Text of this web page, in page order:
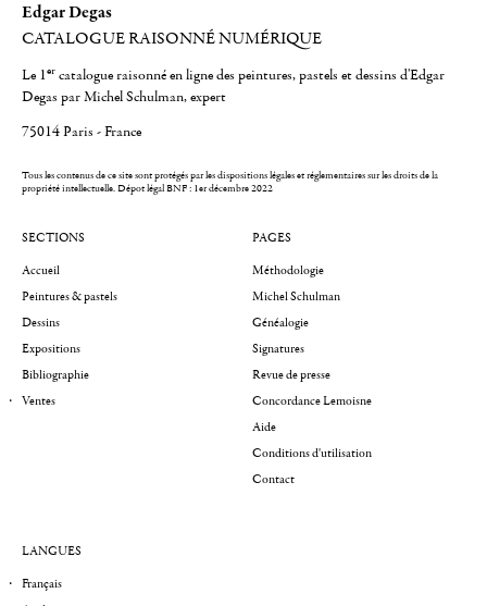
Edgar Degas
CATALOGUE RAISONNÉ NUMÉRIQUE
Le 1er catalogue raisonné en ligne des peintures, pastels et dessins d'Edgar
Degas par Michel Schulman, expert
75014 Paris - France
Tous les contenus de ce site sont protégés par les dispositions légales et réglementaires sur les droits de la
propriété intellectuelle.Dépot légal BNF : 1er décembre 2022
SECTIONS
Accueil
Peintures & pastels
Dessins
Expositions
Bibliographie
Ventes
PAGES
Méthodologie
Michel Schulman
Généalogie
Signatures
Revue de presse
Concordance Lemoisne
Aide
Conditions d'utilisation
Contact
LANGUES
Français